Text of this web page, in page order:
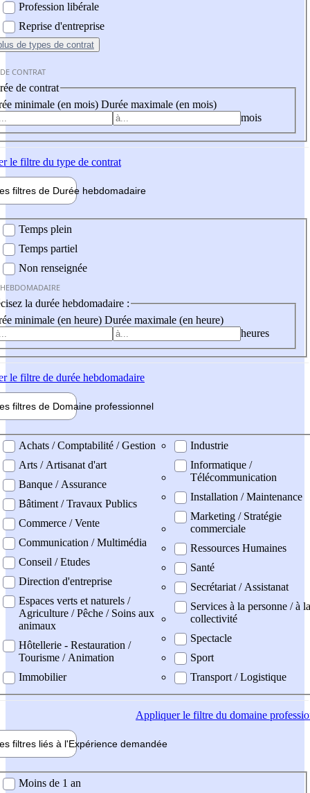
Profession libérale
Reprise d'entreprise
de types de contrat
CONTRAT
de contrat
minimale (en mois) Durée maximale (en mois)
mois
le filtre du type de contrat
filtres de Durée hebdomadaire
Temps plein
Temps partiel
Non renseignée
la durée hebdomadaire :
minimale (en heure) Durée maximale (en heure)
heures
le filtre de durée hebdomadaire
filtres de Domaine professionnel
professionel
Achats / Comptabilité / Gestion
Arts / Artisanat d'art
Banque / Assurance
Bâtiment / Travaux Publics
Commerce / Vente
Communication / Multimédia
Conseil / Etudes
Direction d'entreprise
Espaces verts et naturels /
Agriculture / Pêche / Soins aux
animaux
Hôtellerie - Restauration /
Tourisme / Animation
Immobilier
Industrie
Informatique /
Télécommunication
Installation / Maintenance
Marketing / Stratégie
commerciale
Ressources Humaines
Santé
Secrétariat / Assistanat
Services à la personne / à la
collectivité
Spectacle
Sport
Transport / Logistique
Appliquerle filtre du domaine
filtres liés à l'Expérience demandée
demandée
Moins de 1 an